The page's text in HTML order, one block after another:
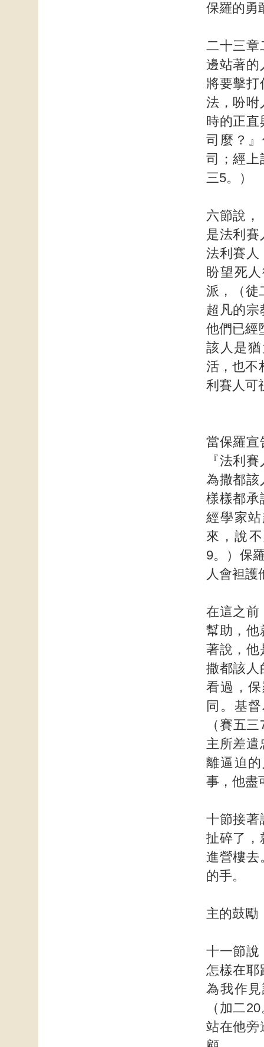
保羅的勇
二十三章
邊站著的
將要擊打
法，吩咐
時的正直
司麼？
司；經上
三5。）
六節說，
是法利賽
法利賽人
盼望死
派，（徒
超凡的宗
他們已經
該人是
活，也不
利賽人可
當保羅宣
『法利
為撒都該
樣樣都承
經學家
來，說
9。）保
人會袒護
在這之前
幫助，他
著說，他
撒都該人
看過，
同。基
（賽五
主所差遣
離逼迫
事，他盡
十節接著
扯碎了，
進營樓去
的手。
主的鼓勵
十一節說
怎樣在耶
為我作
（加二
站在他旁